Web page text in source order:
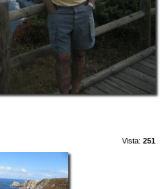
Vista: 251